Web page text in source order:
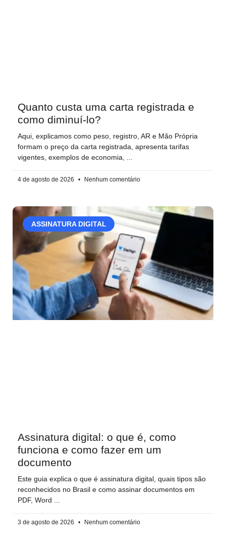
Quanto custa uma carta registrada e
como diminuí-lo?
Aqui, explicamos como peso, registro, AR e Mão Própria
formam o preço da carta registrada, apresenta tarifas
vigentes, exemplos de economia,
4 de agosto de 2026 Nenhum comentário
ASSINATURA DIGITAL
Assinatura digital: o que é, como
funciona e como fazer em um
documento
Este guia explica o que é assinatura digital, quais tipos são
reconhecidos no Brasil e como assinar documentos em
PDF, Word
3 de agosto de 2026 Nenhum comentário